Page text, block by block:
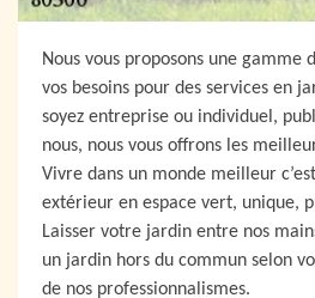
Nous vous proposons une gamme
vos besoins pour des services en
soyez entreprise ou individuel,
nous, nous vous offrons les
Vivre dans un monde meilleur
extérieur en espace vert, unique,
Laisser votre jardin entre nos
un jardin hors du commun selon
de nos professionnalismes.